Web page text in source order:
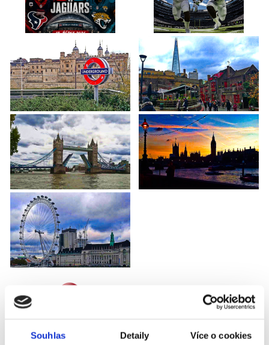
Souhlas Detaily Více o cookies
HOUSTON TEXANS -